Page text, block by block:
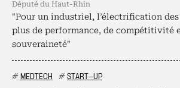
député du Haut-Rhin
"Pour un industriel, l’électrification des
plus de performance, de compétitivité
souveraineté"
# MEDTECH # START-UP